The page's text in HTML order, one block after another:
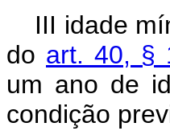
III idade
do art. 40, §
um ano de
condição